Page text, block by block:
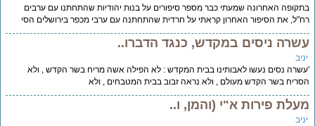
האחרונה שמעתי כבר מספר סיפורים על בנות יהודיות שהתחתנו עם ערבים
את הסיפור האחרון קראתי על חרדית שהתחתנה עם ערבי מכפר בירושלים הסי
ניסים במקדש, כנגד הדברו..
נסים נעשו לאבותינו בבית המקדש : לא הפילה אשה מריח בשר הקדש , ולא
בשר הקדש מעולם , ולא נראה זבוב בבית המטבחים , ולא
פירות א"י (והמן, ו..